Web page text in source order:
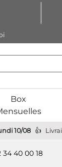
Box
10/08
40 00 18